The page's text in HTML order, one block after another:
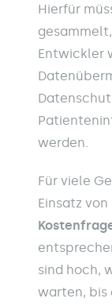
Hierfür
Entwickler
werden.
Für viele
Einsatz
sind hoch,
warten, bis